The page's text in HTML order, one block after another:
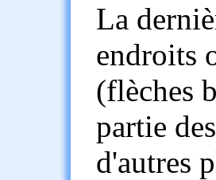
La
endroits
(flèches
partie
d'autres